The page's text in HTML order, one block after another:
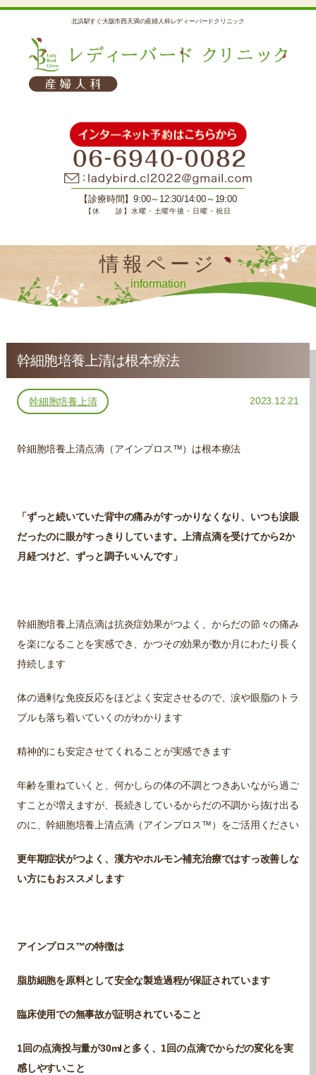
北浜駅すぐ大阪市西天満の産婦人科レディーバードクリニック
【診療時間】9:00～12:30/14:00～19:00
【休 診】水曜・土曜午後・日曜・祝日
情報ページ
information
幹細胞培養上清は根本療法
幹細胞培養上清 2023.12.21
幹細胞培養上清点滴（アインプロス™）は根本療法
「ずっと続いていた背中の痛みがすっかりなくなり、いつも涙眼
だったのに眼がすっきりしています。上清点滴を受けてから2か
月経つけど、ずっと調子いいんです」
幹細胞培養上清点滴は抗炎症効果がつよく、からだの節々の痛み
を楽になることを実感でき、かつその効果が数か月にわたり長く
持続します
体の過剰な免疫反応をほどよく安定させるので、涙や眼脂のトラ
ブルも落ち着いていくのがわかります
精神的にも安定させてくれることが実感できます
年齢を重ねていくと、何かしらの体の不調とつきあいながら過ご
すことが増えますが、長続きしているからだの不調から抜け出る
のに、幹細胞培養上清点滴（アインプロス™）をご活用ください
更年期症状がつよく、漢方やホルモン補充治療ではすっ改善しな
い方にもおススメします
アインプロス™の特徴は
脂肪細胞を原料として安全な製造過程が保証されています
臨床使用での無事故が証明されていること
1回の点滴投与量が30mlと多く、1回の点滴でからだの変化を実
感しやすいこと